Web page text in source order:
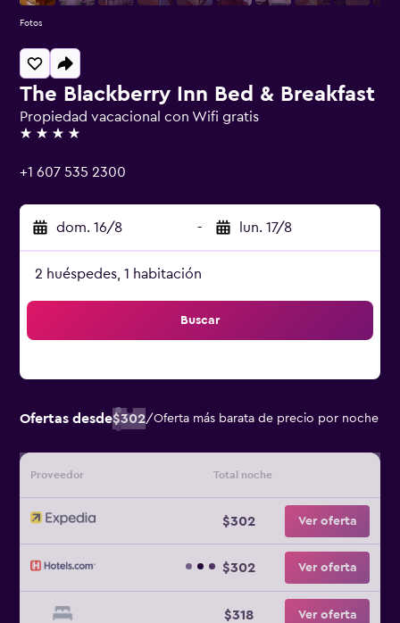
The Blackberry Inn Bed & Breakfast
Propiedad vacacional con Wifi gratis
4 estrellas
+1 607 535 2300
dom. 16/8 - lun. 17/8
2 huéspedes, 1 habitación
Buscar
Ofertas desde$302/Oferta más barata de precio por noche
Proveedor Total noche
$302 Ver oferta
$302 Ver oferta
$318 Ver oferta
Fotos